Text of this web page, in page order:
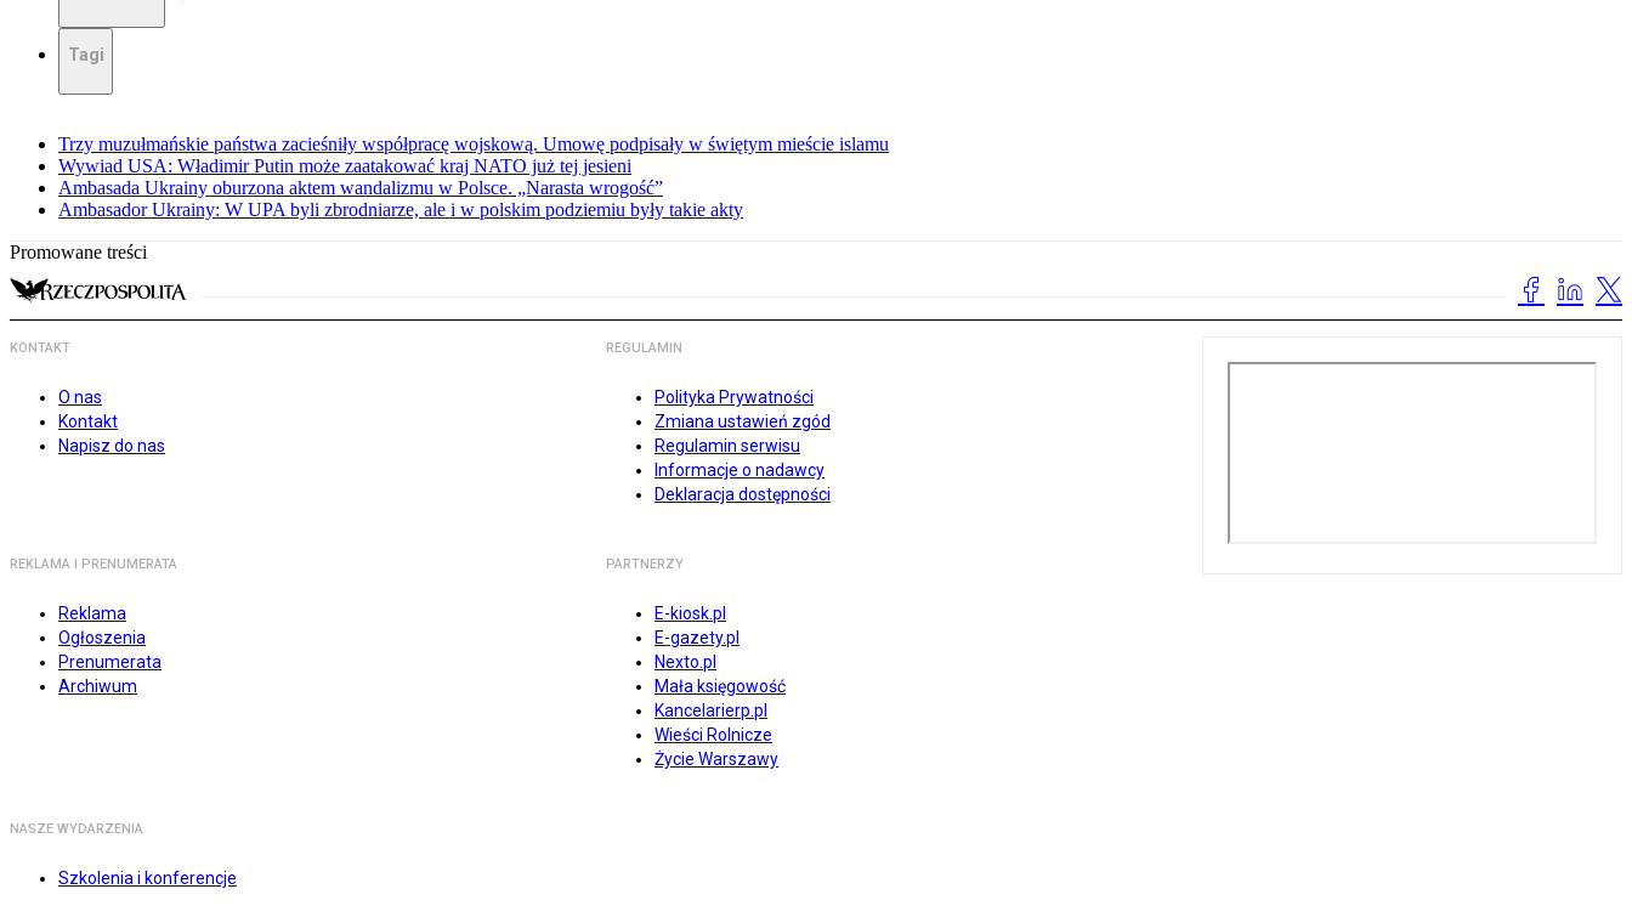
Tagi
Trzy muzułmańskie państwa zacieśniły współpracę wojskową. Umowę podpisały w świętym mieście islamu
Wywiad USA: Władimir Putin może zaatakować kraj NATO już tej jesieni
Ambasada Ukrainy oburzona aktem wandalizmu w Polsce. „Narasta wrogość”
Ambasador Ukrainy: W UPA byli zbrodniarze, ale i w polskim podziemiu były takie akty
Promowane treści
KONTAKT
O nas
Kontakt
Napisz do nas
REGULAMIN
Polityka Prywatności
Zmiana ustawień zgód
Regulamin serwisu
Informacje o nadawcy
Deklaracja dostępności
REKLAMA I PRENUMERATA
Reklama
Ogłoszenia
Prenumerata
Archiwum
PARTNERZY
E-kiosk.pl
E-gazety.pl
Nexto.pl
Mała księgowość
Kancelarierp.pl
Wieści Rolnicze
Życie Warszawy
NASZE WYDARZENIA
Szkolenia i konferencje